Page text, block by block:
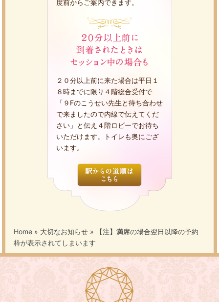
度前からご案内できます。
２０分以上前に来た場合は平日１
８時までに限り４階総合受付で
「９Fのこうせい先生と待ち合わせ
で来ましたので内線で伝えてくだ
さい」と伝え４階ロビーでお待ち
いただけます。トイレも奥にござ
います。
Home » 大切なお知らせ » 【注】満席の場合翌日以降の予約
枠が表示されてしまいます